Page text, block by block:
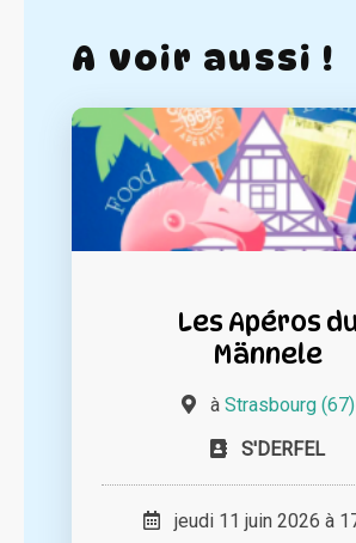
A voir aussi !
Les Apéros du
Männele
à Strasbourg (67)
S'DERFEL
jeudi 11 juin 2026 à